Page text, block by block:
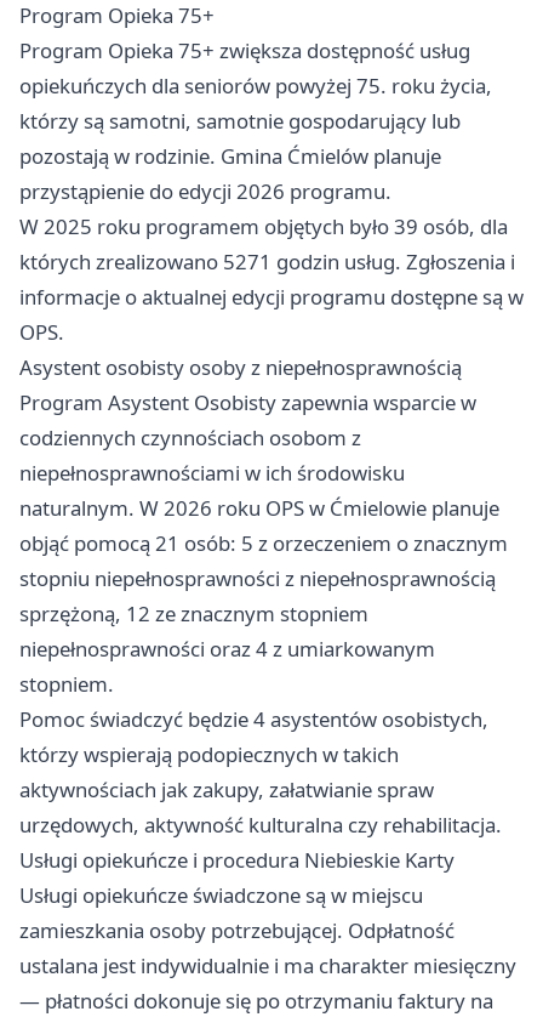
Program Opieka 75+
Program Opieka 75+ zwiększa dostępność usług
opiekuńczych dla seniorów powyżej 75. roku życia,
którzy są samotni, samotnie gospodarujący lub
pozostają w rodzinie. Gmina Ćmielów planuje
przystąpienie do edycji 2026 programu.
W 2025 roku programem objętych było 39 osób, dla
których zrealizowano 5271 godzin usług. Zgłoszenia i
informacje o aktualnej edycji programu dostępne są w
OPS.
Asystent osobisty osoby z niepełnosprawnością
Program Asystent Osobisty zapewnia wsparcie w
codziennych czynnościach osobom z
niepełnosprawnościami w ich środowisku
naturalnym. W 2026 roku OPS w Ćmielowie planuje
objąć pomocą 21 osób: 5 z orzeczeniem o znacznym
stopniu niepełnosprawności z niepełnosprawnością
sprzężoną, 12 ze znacznym stopniem
niepełnosprawności oraz 4 z umiarkowanym
stopniem.
Pomoc świadczyć będzie 4 asystentów osobistych,
którzy wspierają podopiecznych w takich
aktywnościach jak zakupy, załatwianie spraw
urzędowych, aktywność kulturalna czy rehabilitacja.
Usługi opiekuńcze i procedura Niebieskie Karty
Usługi opiekuńcze świadczone są w miejscu
zamieszkania osoby potrzebującej. Odpłatność
ustalana jest indywidualnie i ma charakter miesięczny
— płatności dokonuje się po otrzymaniu faktury na